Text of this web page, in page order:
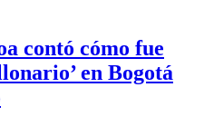
contó cómo fue
en Bogotá